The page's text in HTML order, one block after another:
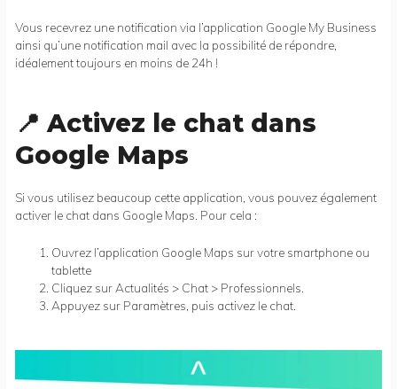
Vous recevrez une notification via l’application Google My Business
ainsi qu’une notification mail avec la possibilité de répondre,
idéalement toujours en moins de 24h !
📍 Activez le chat dans
Google Maps
Si vous utilisez beaucoup cette application, vous pouvez également
activer le chat dans Google Maps. Pour cela :
Ouvrez l’application Google Maps sur votre smartphone ou
tablette
Cliquez sur Actualités > Chat > Professionnels.
Appuyez sur Paramètres, puis activez le chat.